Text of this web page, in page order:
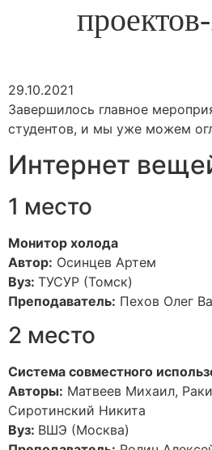
29.10.2021
Завершилось главное
студентов, и мы уже можем
Интернет
1 место
Монитор холода
Автор: Осинцев Артем
Вуз: ТУСУР (Томск)
Преподаватель: Пехов Олег
2 место
Система совместного
Авторы: Матвеев Михаил,
Сиротинский Никита
Вуз: ВШЭ (Москва)